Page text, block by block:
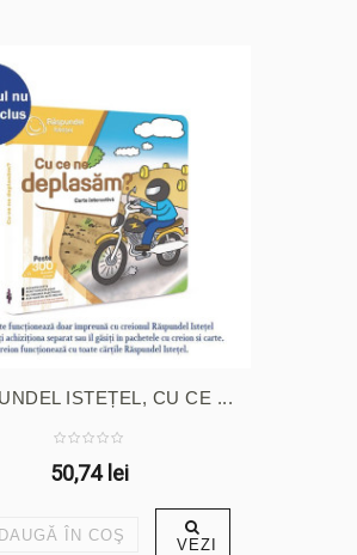
ISTEȚEL, CU CE ...
50,74 lei
ÎN COŞ VEZI